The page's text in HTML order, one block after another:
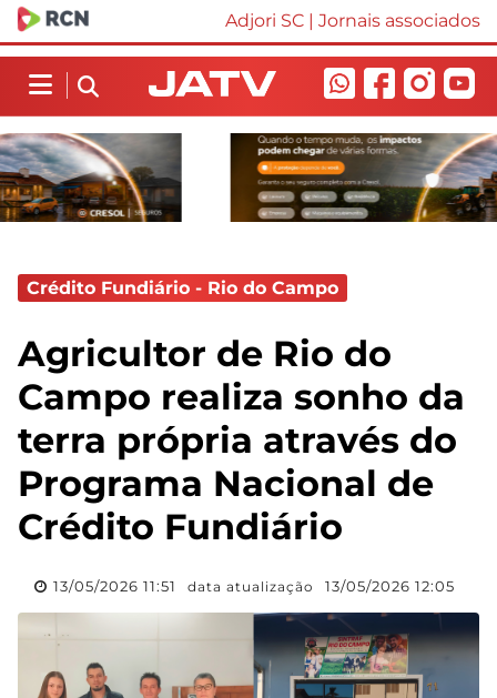
Adjori SC | Jornais associados
Crédito Fundiário - Rio do Campo
Agricultor de Rio do
Campo realiza sonho da
terra própria através do
Programa Nacional de
Crédito Fundiário
13/05/2026 11:51 data atualização 13/05/2026 12:05